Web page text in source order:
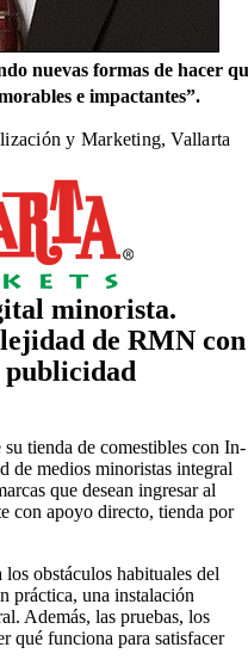
nuevas formas de hacer
e impactantes”.
y Marketing, Vallarta
minorista.
de RMN con
publicidad
tienda de comestibles con In-
de medios minoristas integral
que desean ingresar al
con apoyo directo, tienda por
obstáculos habituales del
práctica, una instalación
Además, las pruebas, los
qué funciona para satisfacer